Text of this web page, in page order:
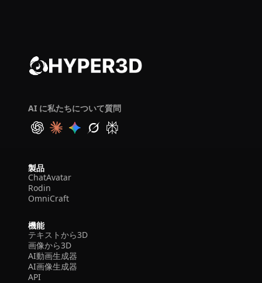
AI に私たちについて質問
製品
ChatAvatar
Rodin
OmniCraft
機能
テキストから3D
画像から3D
AI動画生成器
AI画像生成器
API